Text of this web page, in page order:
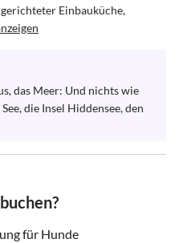
Einbauküche,
das Meer: Und nichts wie
die Insel Hiddensee, den
für Hunde